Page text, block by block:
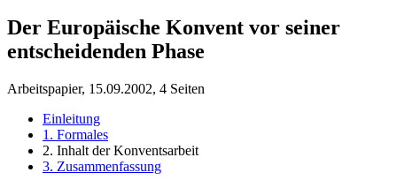
Der Europäische Konvent vor seiner
entscheidenden Phase
Arbeitspapier, 15.09.2002, 4 Seiten
Einleitung
1. Formales
2. Inhalt der Konventsarbeit
3. Zusammenfassung